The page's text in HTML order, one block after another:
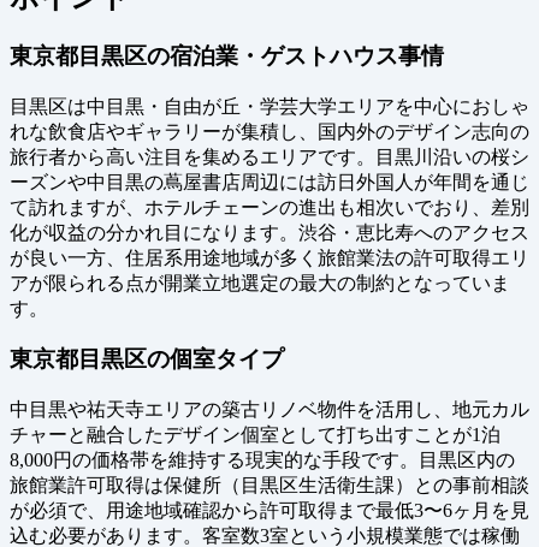
東京都目黒区の宿泊業・ゲストハウス事情
目黒区は中目黒・自由が丘・学芸大学エリアを中心におしゃ
れな飲食店やギャラリーが集積し、国内外のデザイン志向の
旅行者から高い注目を集めるエリアです。目黒川沿いの桜シ
ーズンや中目黒の蔦屋書店周辺には訪日外国人が年間を通じ
て訪れますが、ホテルチェーンの進出も相次いでおり、差別
化が収益の分かれ目になります。渋谷・恵比寿へのアクセス
が良い一方、住居系用途地域が多く旅館業法の許可取得エリ
アが限られる点が開業立地選定の最大の制約となっていま
す。
東京都目黒区の個室タイプ
中目黒や祐天寺エリアの築古リノベ物件を活用し、地元カル
チャーと融合したデザイン個室として打ち出すことが1泊
8,000円の価格帯を維持する現実的な手段です。目黒区内の
旅館業許可取得は保健所（目黒区生活衛生課）との事前相談
が必須で、用途地域確認から許可取得まで最低3〜6ヶ月を見
込む必要があります。客室数3室という小規模業態では稼働